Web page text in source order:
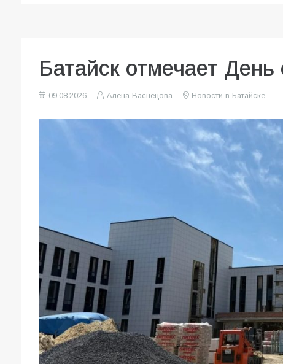
Батайск отмечает День
09.08.2026 Алена Васнецова Новости в Батайске